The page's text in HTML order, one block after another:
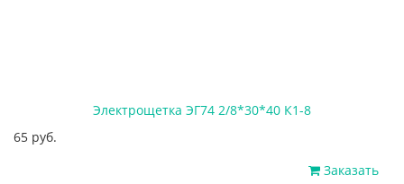
Электрощетка ЭГ74 2/8*30*40 К1-8
65 руб.
Заказать